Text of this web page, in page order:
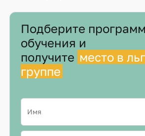
Подберите
обучения и
получите место в
группе